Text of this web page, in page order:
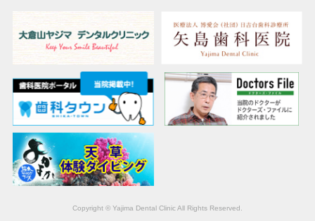
Copyright © Yajima Dental Clinic All Rights Reserved.